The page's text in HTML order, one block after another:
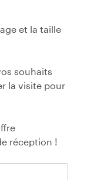
et la taille
souhaits
la visite pour
réception !